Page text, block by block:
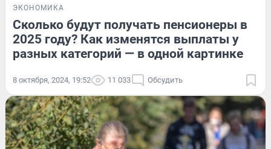
ЭКОНОМИКА
Сколько будут получать пенсионеры в
2025 году? Как изменятся выплаты у
разных категорий — в одной картинке
8 октября, 2024, 19:52 11 033 Обсудить